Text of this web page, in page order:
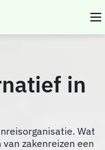
in
Wat
zakenreizen een